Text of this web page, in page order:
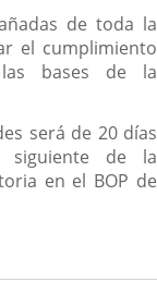
de toda la
el cumplimiento
bases de la
será de 20 días
siguiente de la
en el BOP de